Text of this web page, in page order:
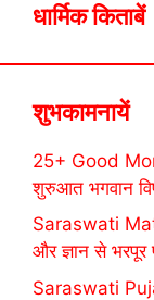
धार्मिक किताबें
शुभकामनायें
25+ Good
शुरुआत भगवान
Saraswati
और ज्ञान से भरपूर
Saraswati Puja